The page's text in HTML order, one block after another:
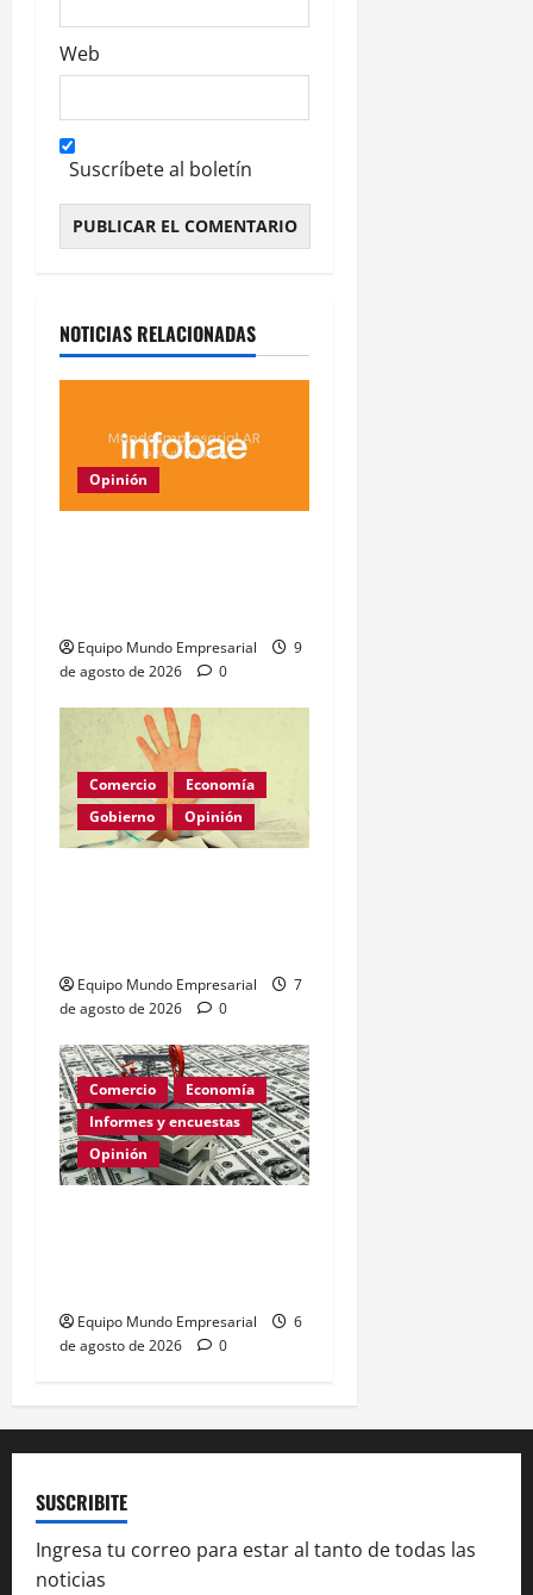
Web
Suscríbete al boletín
NOTICIAS RELACIONADAS
Opinión
Equipo Mundo Empresarial
9
de agosto de 2026
0
Comercio
Economía
Gobierno
Opinión
Equipo Mundo Empresarial
7
de agosto de 2026
0
Comercio
Economía
Informes y encuestas
Opinión
Equipo Mundo Empresarial
6
de agosto de 2026
0
SUSCRIBITE
Ingresa tu correo para estar al tanto de todas las
noticias